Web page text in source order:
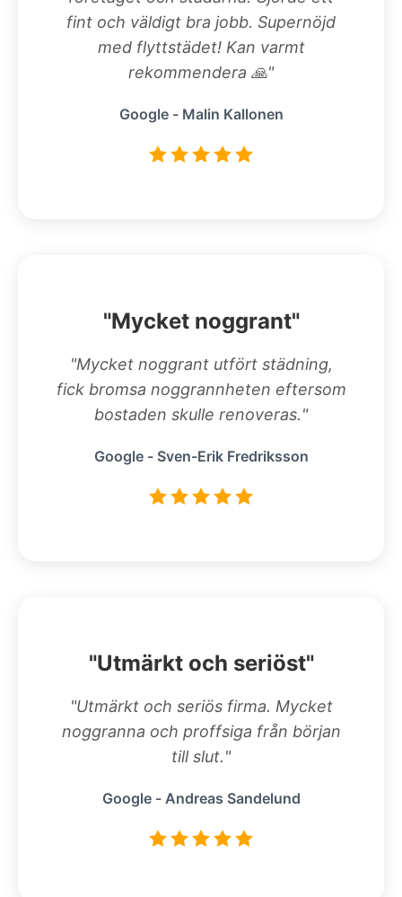
fint och väldigt bra jobb. Supernöjd
med flyttstädet! Kan varmt
rekommendera 🙏"
Google - Malin Kallonen
"Mycket noggrant"
"Mycket noggrant utfört städning,
fick bromsa noggrannheten eftersom
bostaden skulle renoveras."
Google - Sven-Erik Fredriksson
"Utmärkt och seriöst"
"Utmärkt och seriös firma. Mycket
noggranna och proffsiga från början
till slut."
Google - Andreas Sandelund